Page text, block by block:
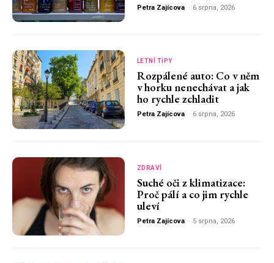
Petra Zajícova - 6 srpna, 2026
LETNÍ TIPY
Rozpálené auto: Co v něm
v horku nenechávat a jak
ho rychle zchladit
Petra Zajícova - 6 srpna, 2026
ZDRAVÍ
Suché oči z klimatizace:
Proč pálí a co jim rychle
uleví
Petra Zajícova - 5 srpna, 2026